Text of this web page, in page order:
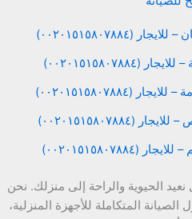
نعيد الحيوية والراحة إلى منزلك. نحن
المتكاملة للأجهزة المنزلية،